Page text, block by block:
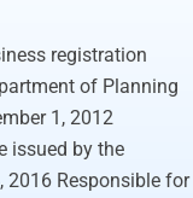
registration
of Planning
1, 2012
issued by the
2016 Responsible for